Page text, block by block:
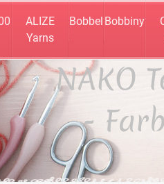
ALIZE
Yarns
Bobbel Bobbiny
NAKO
-